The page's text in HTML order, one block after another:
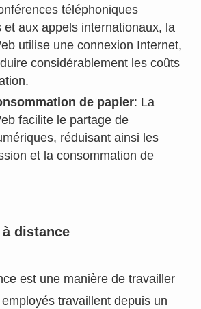
téléphoniques
et aux appels internationaux, la
utilise une connexion Internet,
considérablement les coûts
de papier: La
facilite le partage de
réduisant ainsi les
et la consommation de
distance
est une manière de travailler
travaillent depuis un